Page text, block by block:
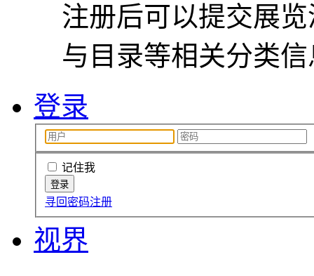
注册后可以提交展
与目录等相关分类
登录
记住我
寻回密码注册
视界